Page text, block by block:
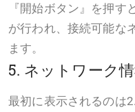
『開始ボタン』を押
が行われ、接続可能な
ます。
5. ネットワーク
最初に表示されるのは